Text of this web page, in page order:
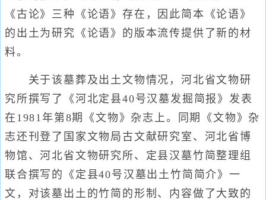
《古论》三种《论语》存在，因此简本《论语》
的出土为研究《论语》的版本流传提供了新的材
料。
关于该墓葬及出土文物情况，河北省文物研
究所撰写了《河北定县40号汉墓发掘简报》发表
在1981年第8期《文物》杂志上。同期《文物》杂
志还刊登了国家文物局古文献研究室、河北省博
物馆、河北省文物研究所、定县汉墓竹简整理组
联合撰写的《定县40号汉墓出土竹简简介》一
文，对该墓出土的竹简的形制、内容做了大致的